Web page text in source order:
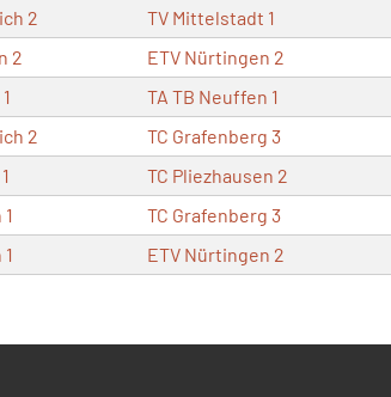
2 TV Mittelstadt 1
2 ETV Nürtingen 2
TA TB Neuffen 1
2 TC Grafenberg 3
TC Pliezhausen 2
TC Grafenberg 3
ETV Nürtingen 2